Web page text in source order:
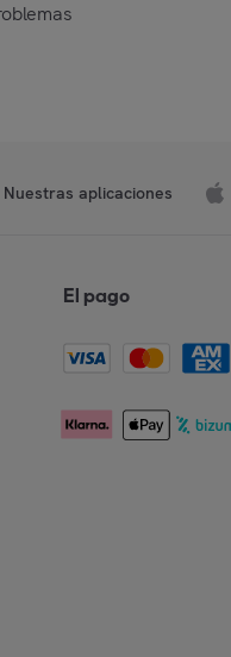
Nuestras aplicaciones
El pago